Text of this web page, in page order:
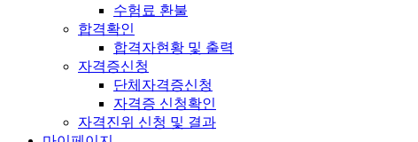
수험료 환불
합격확인
합격자현황 및 출력
자격증신청
단체자격증신청
자격증 신청확인
자격진위 신청 및 결과